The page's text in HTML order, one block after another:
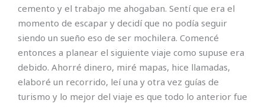
cemento y el trabajo me ahogaban. Sentí que era el
momento de escapar y decidí que no podía seguir
siendo un sueño eso de ser mochilera. Comencé
entonces a planear el siguiente viaje como supuse era
debido. Ahorré dinero, miré mapas, hice llamadas,
elaboré un recorrido, leí una y otra vez guías de
turismo y lo mejor del viaje es que todo lo anterior fue